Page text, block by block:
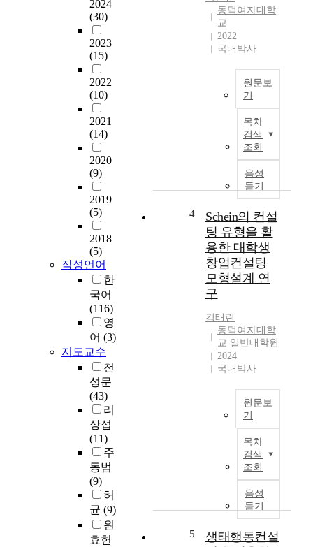
2024
(30)
2023
(15)
2022
(10)
2021
(14)
2020
(9)
2019
(5)
2018
(5)
작성언어
한
국어
(116)
영
어 (3)
지도교수
천
성문
(43)
리
상섭
(11)
주
동범
(9)
허
균 (9)
원
효헌
은
문
동덕여자대학
교
2022
국내박사
원문보
기
목차
검색
조회
음성
듣기
4
Schein의 컨설
팅 유형을 활
용한 대학생
창업컨설팅
모형설계 연
구
김태린
동덕여자대학
교 일반대학원
2024
국내박사
원문보
기
목차
검색
조회
음성
듣기
5
생태행동컨설